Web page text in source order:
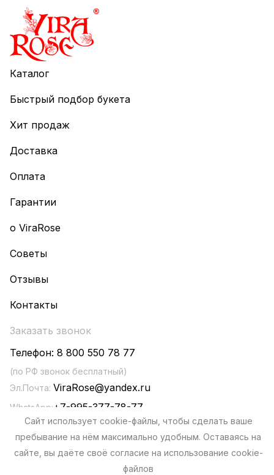
Сайт использует cookie-файлы, чтобы сделать ваше
пребывание на нём максимально удобным. Оставаясь на
сайте, вы даёте своё согласие на использование cookie-
файлов
Каталог
Быстрый подбор букета
Хит продаж
Доставка
Оплата
Гарантии
о ViraRose
Советы
Отзывы
Контакты
Заказать звонок
Телефон: 8 800 550 78 77
(по РФ звонок бесплатный)
Эл.Почта: ViraRose@yandex.ru
WhatsApp: +7-995-377-78-77
Политика конфиденциальности